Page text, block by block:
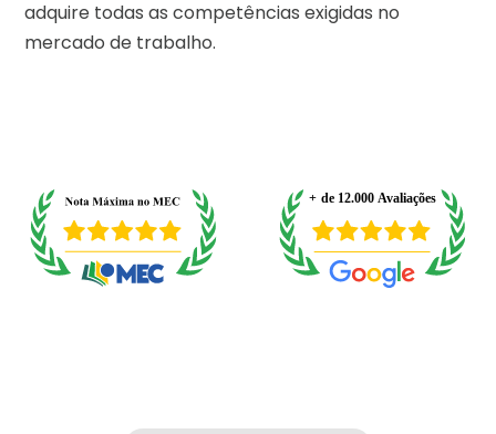
adquire todas as competências exigidas no
mercado de trabalho.